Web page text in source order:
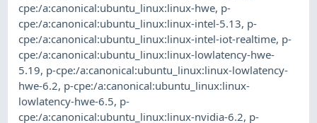
cpe:/a:canonical:ubuntu_linux:linux-hwe, p-
cpe:/a:canonical:ubuntu_linux:linux-intel-5.13, p-
cpe:/a:canonical:ubuntu_linux:linux-intel-iot-realtime, p-
cpe:/a:canonical:ubuntu_linux:linux-lowlatency-hwe-
5.19, p-cpe:/a:canonical:ubuntu_linux:linux-lowlatency-
hwe-6.2, p-cpe:/a:canonical:ubuntu_linux:linux-
lowlatency-hwe-6.5, p-
cpe:/a:canonical:ubuntu_linux:linux-nvidia-6.2, p-